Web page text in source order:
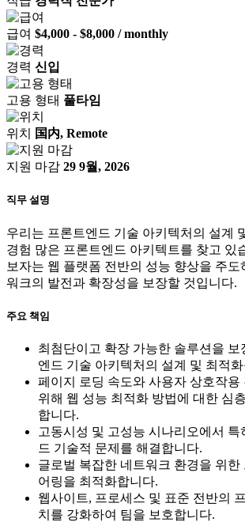
급여 $4,000 - $8,000 / monthly
경력 신입
고용 형태 풀타임
위치 国内, Remote
지원 마감 29 9월, 2026
직무 설명
우리는 프론트엔드 기술 아키텍처의 설계
경험 많은 프론트엔드 아키텍트를 찾고 있
보자는 웹 플랫폼 전반의 성능 향상을 주도
워크의 발전과 확장성을 보장할 것입니다.
주요 책임
최첨단이고 확장 가능한 솔루션을 보
엔드 기술 아키텍처의 설계 및 최적
페이지 로딩 속도와 사용자 상호작용
위해 웹 성능 최적화 방법에 대한 심
합니다.
고동시성 및 고성능 시나리오에서 특
드 기술적 문제를 해결합니다.
글로벌 복잡한 네트워크 환경을 위한
어링을 최적화합니다.
웹사이트, 프로세스 및 표준 전반의
치를 강화하여 팀을 보호합니다.